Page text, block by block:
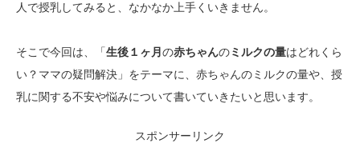
人で授乳してみると、なかなか上手くいきません。
そこで今回は、「生後１ヶ月 の赤ちゃんのミルクの量はどれくら
い？ママの疑問解決」をテーマに、赤ちゃんのミルクの量や、授
乳に関する不安や悩みについて書いていきたいと思います。
スポンサーリンク